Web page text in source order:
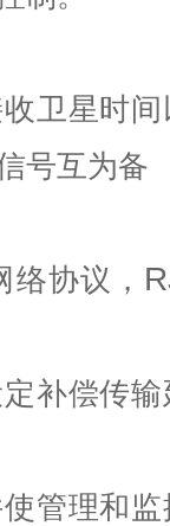
卫星时
号互为备
络协议，
补偿传
管理和